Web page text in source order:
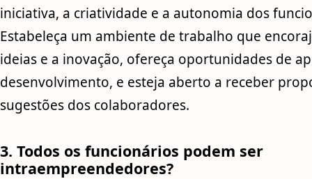
iniciativa, a criatividade e a autonomia dos
Estabeleça um ambiente de trabalho que
ideias e a inovação, ofereça oportunidades de
desenvolvimento, e esteja aberto a receber
sugestões dos colaboradores.
3. Todos os funcionários podem ser
intraempreendedores?